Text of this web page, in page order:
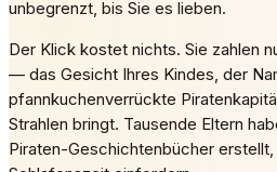
unbegrenzt, bis Sie es lieben.
Der Klick kostet nichts. Sie zahlen
— das Gesicht Ihres Kindes, der
pfannkuchenverrückte
Strahlen bringt. Tausende Eltern
Piraten-Geschichtenbücher erstellt,